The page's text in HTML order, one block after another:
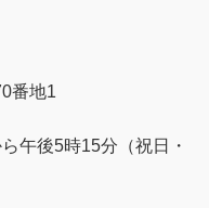
番地1
午後5時15分（祝日・